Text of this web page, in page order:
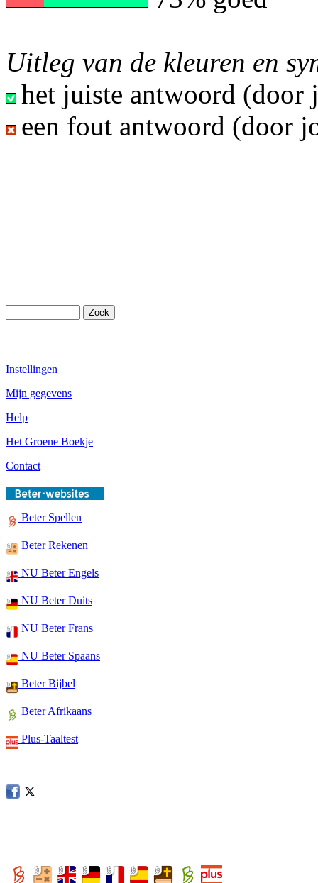
Uitleg van de kleuren en
het juiste antwoord (door
een fout antwoord (door
Instellingen
Mijn gegevens
Help
Het Groene Boekje
Contact
Beter Spellen
Beter Rekenen
NU Beter Engels
NU Beter Duits
NU Beter Frans
NU Beter Spaans
Beter Bijbel
Beter Afrikaans
Plus-Taaltest